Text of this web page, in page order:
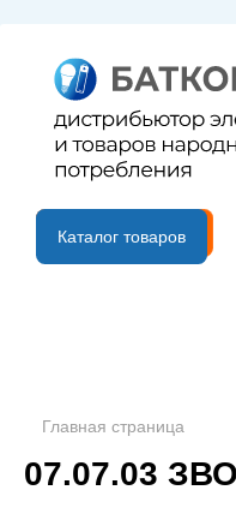
B2B портал
Каталог товаров
Главная страница
07.07.03